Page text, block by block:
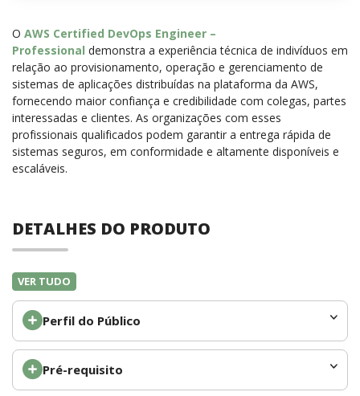
O AWS Certified DevOps Engineer –
Professional demonstra a experiência técnica de indivíduos em
relação ao provisionamento, operação e gerenciamento de
sistemas de aplicações distribuídas na plataforma da AWS,
fornecendo maior confiança e credibilidade com colegas, partes
interessadas e clientes. As organizações com esses
profissionais qualificados podem garantir a entrega rápida de
sistemas seguros, em conformidade e altamente disponíveis e
escaláveis.
DETALHES DO PRODUTO
VER TUDO
Perfil do Público
Pré-requisito